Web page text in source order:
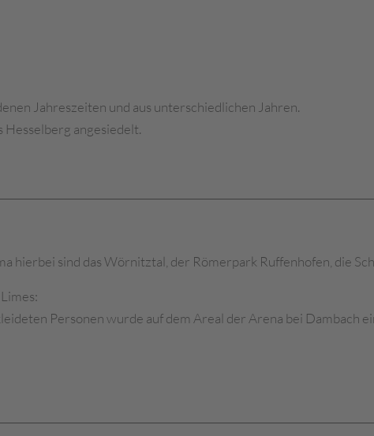
Jahreszeiten und aus unterschiedlichen Jahren.
Hesselberg angesiedelt.
hierbei sind das Wörnitztal, der Römerpark Ruffenhofen, die
Personen wurde auf dem Areal der Arena bei Dambach